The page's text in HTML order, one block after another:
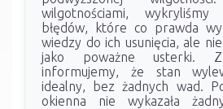
wilgotnościami,
błędów, które co prawda
wiedzy do ich usunięcia, ale
jako poważne usterki. Z
informujemy, że stan
idealny, bez żadnych wad.
okienna nie wykazała